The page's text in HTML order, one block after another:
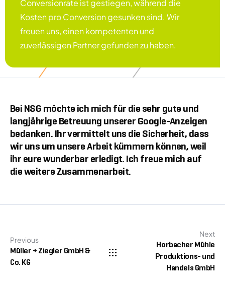
Conversionrate ist gestiegen, während die
Kosten pro Conversion gesunken sind. Wir
freuen uns, einen kompetenten und
zuverlässigen Partner gefunden zu haben.
Bei NSG möchte ich mich für die sehr gute und
langjährige Betreuung unserer Google-Anzeigen
bedanken. Ihr vermittelt uns die Sicherheit, dass
wir uns um unsere Arbeit kümmern können, weil
ihr eure wunderbar erledigt. Ich freue mich auf
die weitere Zusammenarbeit.
Previous
Müller + Ziegler GmbH &
Co. KG
Next
Horbacher Mühle
Produktions- und
Handels GmbH